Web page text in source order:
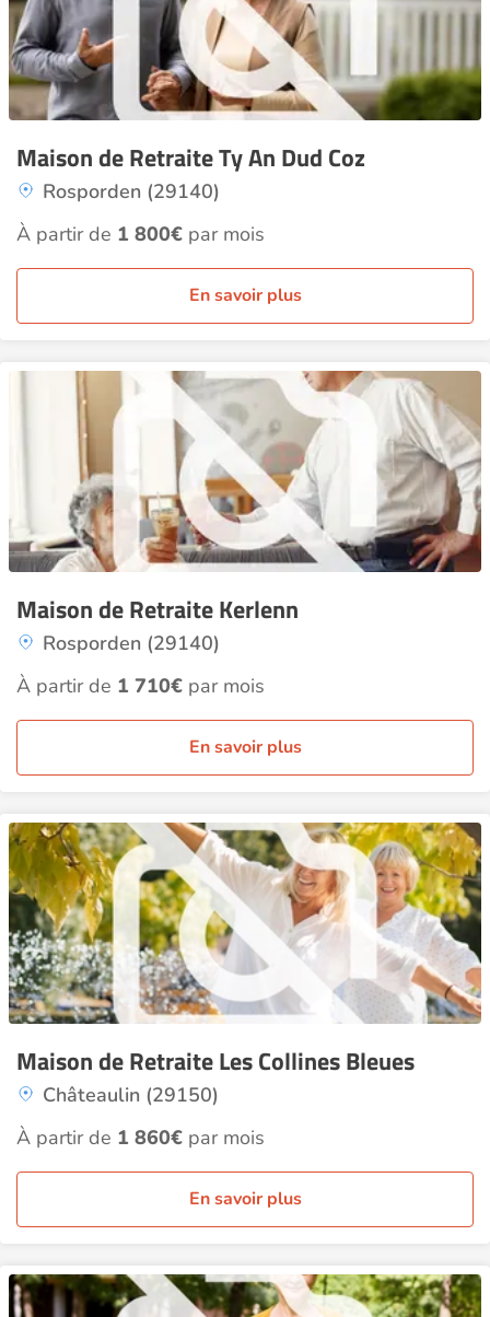
Maison de Retraite Ty An Dud Coz
Rosporden (29140)
À partir de 1 800€ par mois
En savoir plus
Maison de Retraite Kerlenn
Rosporden (29140)
À partir de 1 710€ par mois
En savoir plus
Maison de Retraite Les Collines Bleues
Châteaulin (29150)
À partir de 1 860€ par mois
En savoir plus